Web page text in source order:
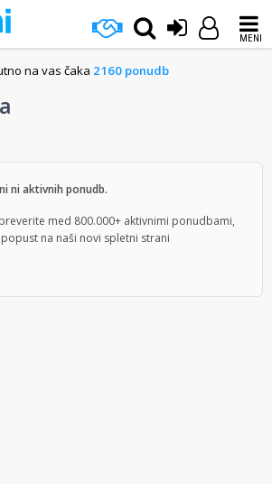
MENI
na vas čaka 2160 ponudb
ni aktivnih ponudb.
med 800.000+ aktivnimi ponudbami,
na naši novi spletni strani